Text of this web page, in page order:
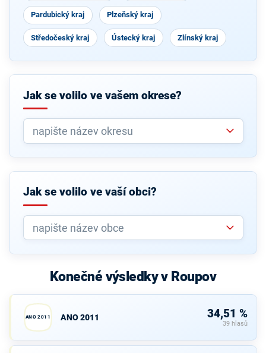
Pardubický kraj Plzeňský kraj
Středočeský kraj Ústecký kraj Zlínský kraj
Jak se volilo ve vašem okrese?
Jak se volilo ve vaší obci?
Konečné výsledky v Roupov
ANO 2011 ANO 2011 34,51 %
39 hlasů